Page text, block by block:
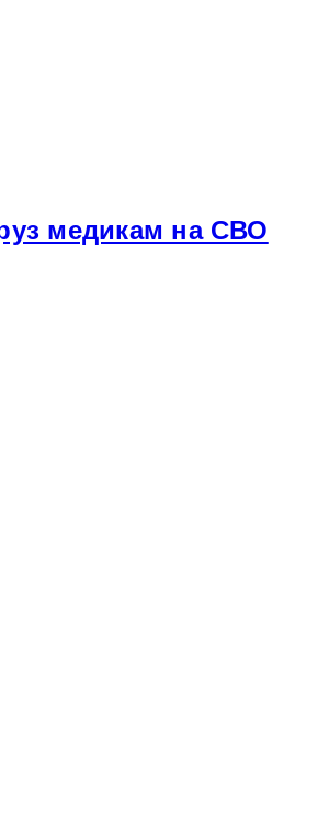
медикам на СВО